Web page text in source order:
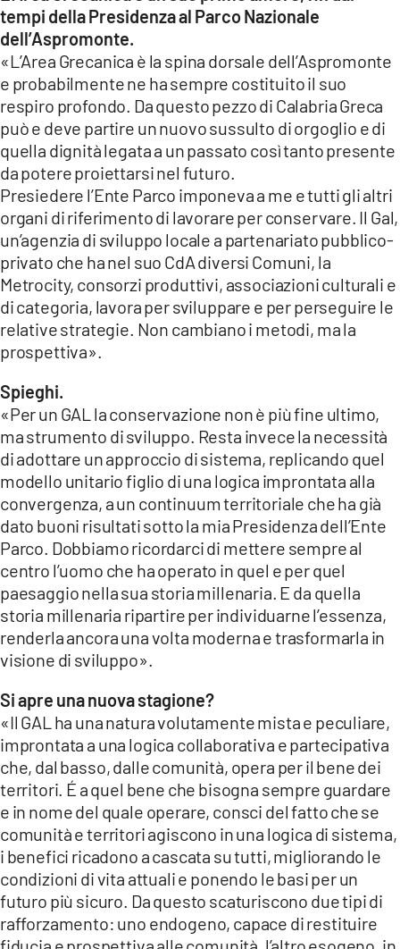
tempi della Presidenza al Parco Nazionale
dell’Aspromonte.
«L’Area Grecanica è la spina dorsale dell’Aspromonte
e probabilmente ne ha sempre costituito il suo
respiro profondo. Da questo pezzo di Calabria Greca
può e deve partire un nuovo sussulto di orgoglio e di
quella dignità legata a un passato così tanto presente
da potere proiettarsi nel futuro.
Presiedere l’Ente Parco imponeva a me e tutti gli altri
organi di riferimento di lavorare per conservare. Il Gal,
un’agenzia di sviluppo locale a partenariato pubblico-
privato che ha nel suo CdA diversi Comuni, la
Metrocity, consorzi produttivi, associazioni culturali e
di categoria, lavora per sviluppare e per perseguire le
relative strategie. Non cambiano i metodi, ma la
prospettiva».
Spieghi.
«Per un GAL la conservazione non è più fine ultimo,
ma strumento di sviluppo. Resta invece la necessità
di adottare un approccio di sistema, replicando quel
modello unitario figlio di una logica improntata alla
convergenza, a un continuum territoriale che ha già
dato buoni risultati sotto la mia Presidenza dell’Ente
Parco. Dobbiamo ricordarci di mettere sempre al
centro l’uomo che ha operato in quel e per quel
paesaggio nella sua storia millenaria. E da quella
storia millenaria ripartire per individuarne l’essenza,
renderla ancora una volta moderna e trasformarla in
visione di sviluppo».
Si apre una nuova stagione?
«Il GAL ha una natura volutamente mista e peculiare,
improntata a una logica collaborativa e partecipativa
che, dal basso, dalle comunità, opera per il bene dei
territori. É a quel bene che bisogna sempre guardare
e in nome del quale operare, consci del fatto che se
comunità e territori agiscono in una logica di sistema,
i benefici ricadono a cascata su tutti, migliorando le
condizioni di vita attuali e ponendo le basi per un
futuro più sicuro. Da questo scaturiscono due tipi di
rafforzamento: uno endogeno, capace di restituire